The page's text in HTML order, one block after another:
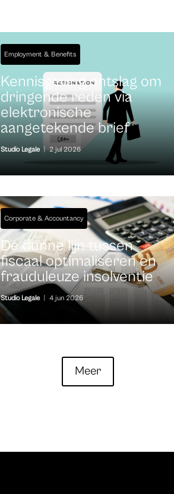
Employment & Benefits
Kennisgeving ontslag om
dringende reden via
elektronische
aangetekende brief
Studio Legale | 2 jul 2026
Corporate & Accountancy
De dunne lijn tussen
fiscaal optimaliseren en
frauduleuze insolventie
Studio Legale 4 jun 2026
Meer